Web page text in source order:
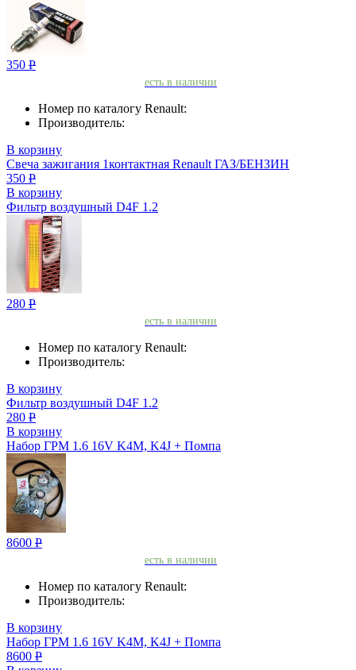
350 Р
есть в наличии
Номер по каталогу Renault:
Производитель:
В корзину
Свеча зажигания 1контактная Renault ГАЗ/БЕНЗИН
350 Р
В корзину
Фильтр воздушный D4F 1.2
280 Р
есть в наличии
Номер по каталогу Renault:
Производитель:
В корзину
Фильтр воздушный D4F 1.2
280 Р
В корзину
Набор ГРМ 1.6 16V K4M, K4J + Помпа
8600 Р
есть в наличии
Номер по каталогу Renault:
Производитель:
В корзину
Набор ГРМ 1.6 16V K4M, K4J + Помпа
8600 Р